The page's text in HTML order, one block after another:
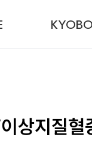
KYOBO
이상지질혈